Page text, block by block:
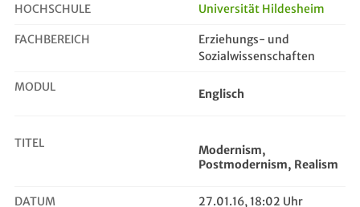
Modernism, Postmodernism, Realism
HOCHSCHULE Universität Hildesheim
FACHBEREICH
Erziehungs- und
Sozialwissenschaften
MODUL Englisch
TITEL
Modernism,
Postmodernism, Realism
DATUM 27.01.16, 18:02 Uhr